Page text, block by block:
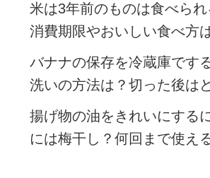
米は3年前のものは食べら
消費期限やおいしい食べ方
バナナの保存を冷蔵庫です
洗いの方法は？切った後は
揚げ物の油をきれいにする
には梅干し？何回まで使え